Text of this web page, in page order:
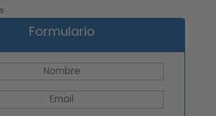
Formulario